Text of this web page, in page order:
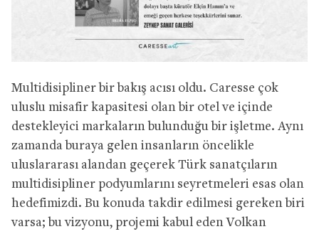
Multidisipliner bir bakış acısı oldu. Caresse çok
uluslu misafir kapasitesi olan bir otel ve içinde
destekleyici markaların bulunduğu bir işletme. Aynı
zamanda buraya gelen insanların öncelikle
uluslararası alandan geçerek Türk sanatçıların
multidisipliner podyumlarını seyretmeleri esas olan
hedefimizdi. Bu konuda takdir edilmesi gereken biri
varsa; bu vizyonu, projemi kabul eden Volkan